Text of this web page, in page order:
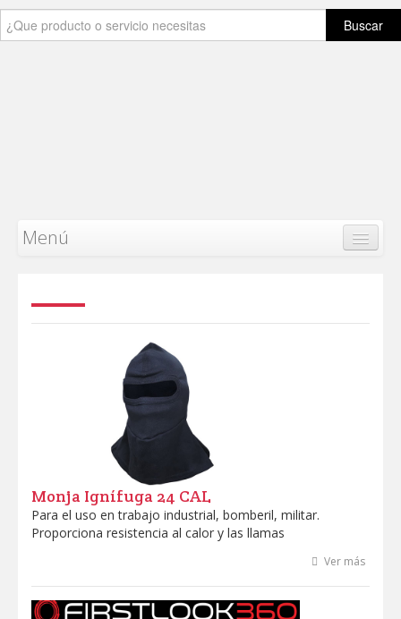
Buscar
Menú
Inicio
Profesionales
Monja Ignífuga 24 CAL
Para el uso en trabajo industrial, bomberil, militar.
Proporciona resistencia al calor y las llamas
Ver más